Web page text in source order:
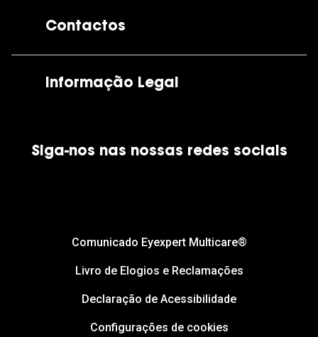
Contactos
Informação Legal
Política de Cookies
Siga-nos nas nossas redes sociais
Comunicado Eyexpert Multicare®
Livro de Elogios e Reclamações
Declaração de Acessibilidade
Configurações de cookies